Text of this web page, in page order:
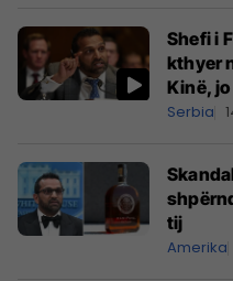
Shefi i
kthyer
Kinë, jo
Serbia
tij
Amerika